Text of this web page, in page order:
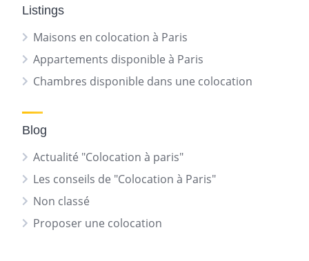
Listings
Maisons en colocation à Paris
Appartements disponible à Paris
Chambres disponible dans une colocation
Blog
Actualité "Colocation à paris"
Les conseils de "Colocation à Paris"
Non classé
Proposer une colocation